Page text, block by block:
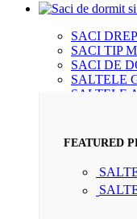
SACI
SACI TIP
SACI DE
SALTELE
SALTELE
FEATURED